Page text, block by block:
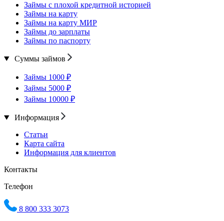
Займы с плохой кредитной историей
Займы на карту
Займы на карту МИР
Займы до зарплаты
Займы по паспорту
Суммы займов
Займы 1000 ₽
Займы 5000 ₽
Займы 10000 ₽
Информация
Статьи
Карта сайта
Информация для клиентов
Контакты
Телефон
8 800 333 3073